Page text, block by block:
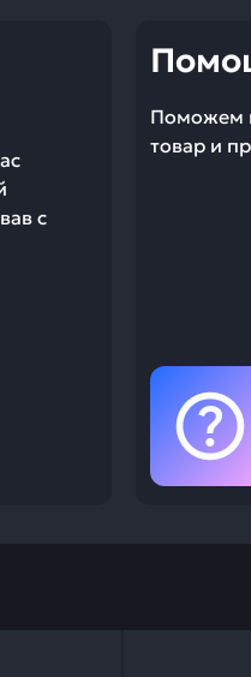
с
Поможем
товар и